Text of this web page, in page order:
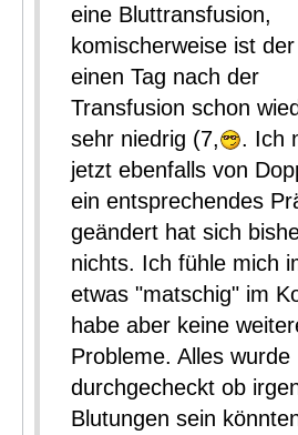
eine Bluttransfusion,
komischerweise ist
einen Tag nach der
Transfusion schon
sehr niedrig (7,
. Ich
jetzt ebenfalls von
ein entsprechendes
geändert hat sich
nichts. Ich fühle mich
etwas "matschig" im
habe aber keine
Probleme. Alles wurde
durchgecheckt ob
Blutungen sein